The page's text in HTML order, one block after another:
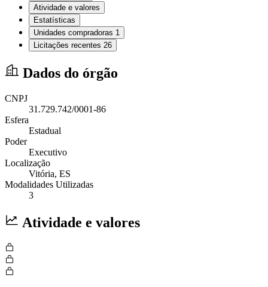
Atividade e valores
Estatísticas
Unidades compradoras 1
Licitações recentes 26
Dados do órgão
CNPJ
31.729.742/0001-86
Esfera
Estadual
Poder
Executivo
Localização
Vitória, ES
Modalidades Utilizadas
3
Atividade e valores